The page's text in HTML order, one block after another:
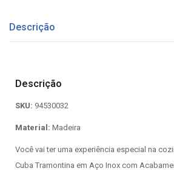
Descrição
Descrição
SKU: 94530032
Material: Madeira
Você vai ter uma experiência especial na
Cuba Tramontina em Aço Inox com